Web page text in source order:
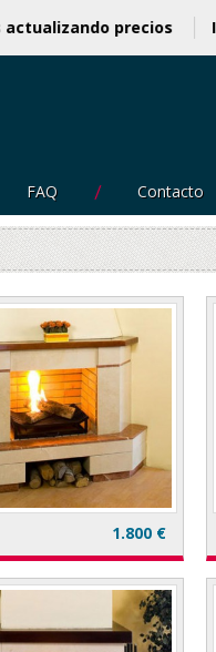
actualizando precios
FAQ Contacto
1.800 €